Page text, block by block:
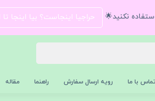
نکنید🌟 حراجیا اینجاست؟ بیا اینجا
تماس با ما رویه ارسال سفارش راهنما مقاله